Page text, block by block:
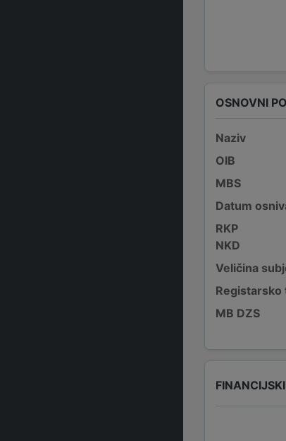
OSNOVNI
Naziv
OIB
MBS
Datum
RKP
NKD
Veličina
Registarsko
MB DZS